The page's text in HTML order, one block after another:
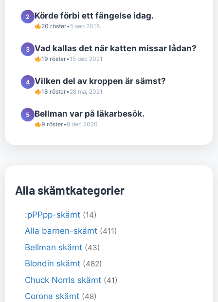
2 Körde förbi ett fängelse idag.
20 röster•5 sep 2018
3 Vad kallas det när katten missar lådan?
19 röster•15 dec 2021
4 Vilken del av kroppen är sämst?
18 röster•28 maj 2021
5 Bellman var på läkarbesök.
9 röster•8 dec 2020
Alla skämtkategorier
:pPPpp-skämt (14)
Alla barnen-skämt (411)
Bellman skämt (43)
Blondin skämt (482)
Chuck Norris skämt (41)
Corona skämt (48)